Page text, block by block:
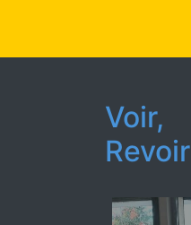
Voir,
Revoir